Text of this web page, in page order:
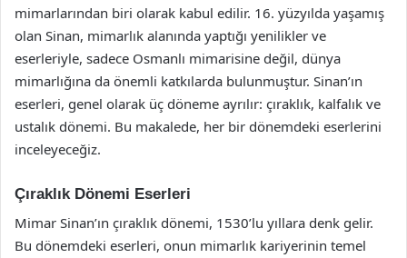
mimarlarından biri olarak kabul edilir. 16. yüzyılda yaşamış
olan Sinan, mimarlık alanında yaptığı yenilikler ve
eserleriyle, sadece Osmanlı mimarisine değil, dünya
mimarlığına da önemli katkılarda bulunmuştur. Sinan’ın
eserleri, genel olarak üç döneme ayrılır: çıraklık, kalfalık ve
ustalık dönemi. Bu makalede, her bir dönemdeki eserlerini
inceleyeceğiz.
Çıraklık Dönemi Eserleri
Mimar Sinan’ın çıraklık dönemi, 1530’lu yıllara denk gelir.
Bu dönemdeki eserleri, onun mimarlık kariyerinin temel